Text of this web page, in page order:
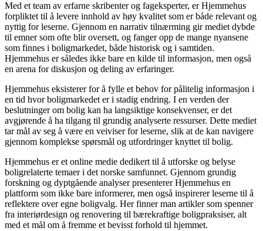
Med et team av erfarne skribenter og fageksperter, er Hjemmehus
forpliktet til å levere innhold av høy kvalitet som er både relevant og
nyttig for leserne. Gjennom en narrativ tilnærming gir mediet dybde
til emner som ofte blir oversett, og fanger opp de mange nyansene
som finnes i boligmarkedet, både historisk og i samtiden.
Hjemmehus er således ikke bare en kilde til informasjon, men også
en arena for diskusjon og deling av erfaringer.
Hjemmehus eksisterer for å fylle et behov for pålitelig informasjon i
en tid hvor boligmarkedet er i stadig endring. I en verden der
beslutninger om bolig kan ha langsiktige konsekvenser, er det
avgjørende å ha tilgang til grundig analyserte ressurser. Dette mediet
tar mål av seg å være en veiviser for leserne, slik at de kan navigere
gjennom komplekse spørsmål og utfordringer knyttet til bolig.
Hjemmehus er et online medie dedikert til å utforske og belyse
boligrelaterte temaer i det norske samfunnet. Gjennom grundig
forskning og dyptgående analyser presenterer Hjemmehus en
plattform som ikke bare informerer, men også inspirerer leserne til å
reflektere over egne boligvalg. Her finner man artikler som spenner
fra interiørdesign og renovering til bærekraftige boligpraksiser, alt
med et mål om å fremme et bevisst forhold til hjemmet.